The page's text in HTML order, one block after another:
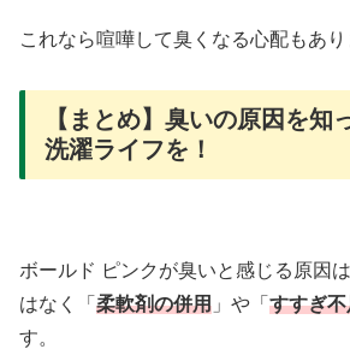
これなら喧嘩して臭くなる心配もあり
【まとめ】臭いの原因を知
洗濯ライフを！
ボールド ピンクが臭いと感じる原因
はなく「 柔軟剤の併用 」や「 すすぎ不
す。